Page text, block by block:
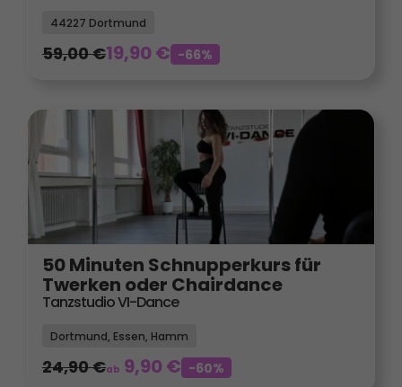
44227 Dortmund
59,00€19,90€ -66%
50 Minuten Schnupperkurs für
Twerken oder Chairdance
Tanzstudio VI-Dance
Dortmund, Essen, Hamm
24,90€ab 9,90€ -60%